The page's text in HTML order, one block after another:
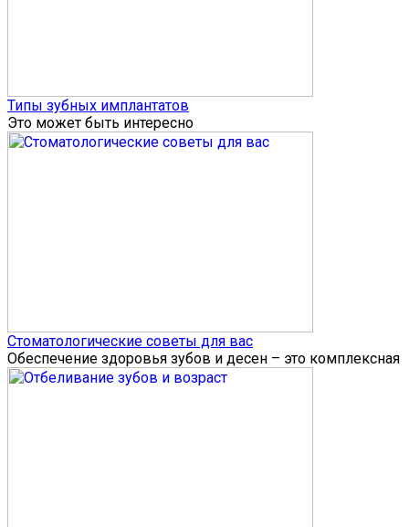
Типы зубных имплантатов
Это может быть интересно
Стоматологические советы для вас
Обеспечение здоровья зубов и десен – это комплексная